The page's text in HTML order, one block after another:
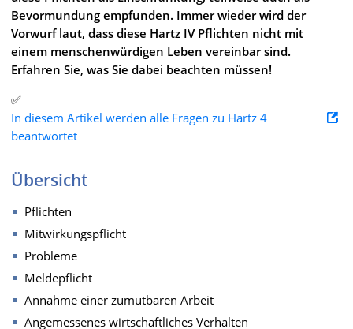
Bevormundung empfunden. Immer wieder wird der
Vorwurf laut, dass diese Hartz IV Pflichten nicht mit
einem menschenwürdigen Leben vereinbar sind.
Erfahren Sie, was Sie dabei beachten müssen!
✅
In diesem Artikel werden alle Fragen zu Hartz 4
beantwortet
Übersicht
Pflichten
Mitwirkungspflicht
Probleme
Meldepflicht
Annahme einer zumutbaren Arbeit
Angemessenes wirtschaftliches Verhalten